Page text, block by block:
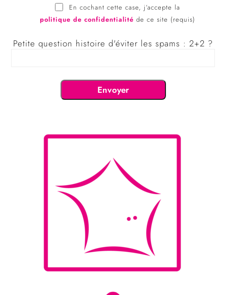
vide.
En cochant cette case, j’accepte la
politique de confidentialité de ce site (requis)
Petite question histoire d'éviter les spams : 2+2 ?